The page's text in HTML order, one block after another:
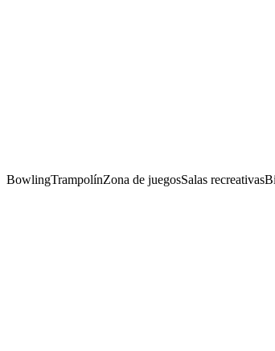
BowlingTrampolínZona de juegosSalas recreativas